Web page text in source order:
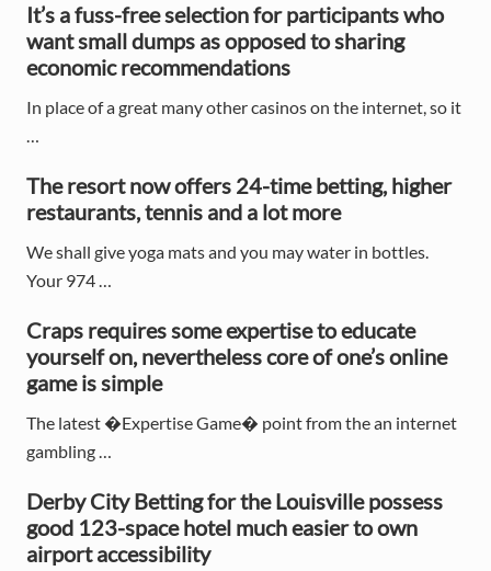
r
y
S
i
d
e
b
a
r
It’s a fuss-free selection for participants who
want small dumps as opposed to sharing
economic recommendations
In place of a great many other casinos on the internet, so it
…
The resort now offers 24-time betting, higher
restaurants, tennis and a lot more
We shall give yoga mats and you may water in bottles.
Your 974 …
Craps requires some expertise to educate
yourself on, nevertheless core of one’s online
game is simple
The latest �Expertise Game� point from the an internet
gambling …
Derby City Betting for the Louisville possess
good 123-space hotel much easier to own
airport accessibility